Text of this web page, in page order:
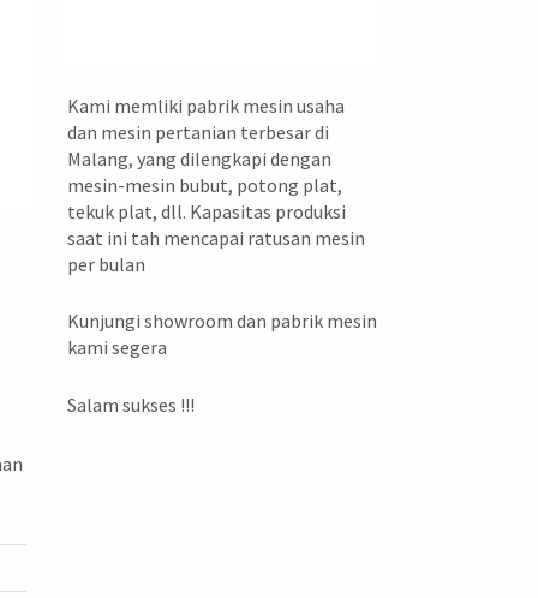
Kami memliki pabrik mesin usaha
dan mesin pertanian terbesar di
Malang, yang dilengkapi dengan
mesin-mesin bubut, potong plat,
tekuk plat, dll. Kapasitas produksi
saat ini tah mencapai ratusan mesin
per bulan
Kunjungi showroom dan pabrik mesin
kami segera
Salam sukses !!!